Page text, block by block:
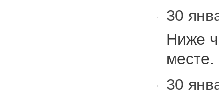
30
Ниже
месте.
30